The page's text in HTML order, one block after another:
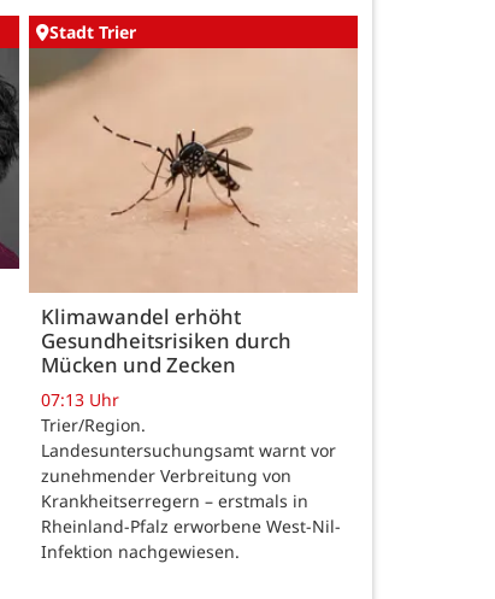
Stadt Trier
Klimawandel erhöht
Gesundheitsrisiken durch
Mücken und Zecken
07:13 Uhr
Trier/Region.
Landesuntersuchungsamt warnt vor
zunehmender Verbreitung von
Krankheitserregern – erstmals in
Rheinland-Pfalz erworbene West-Nil-
Infektion nachgewiesen.